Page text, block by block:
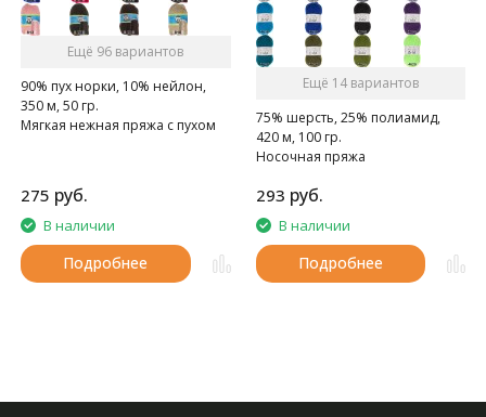
Ещё 96 вариантов
90% пух норки, 10% нейлон,
350 м, 50 гр.
Мягкая нежная пряжа с пухом
275 руб.
В наличии
Подробнее
Ещё 14 вариантов
75% шерсть, 25% полиамид,
420 м, 100 гр.
Носочная пряжа
293 руб.
В наличии
Подробнее